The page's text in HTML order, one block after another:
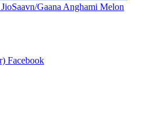
JioSaavn/Gaana Anghami Melon
Facebook